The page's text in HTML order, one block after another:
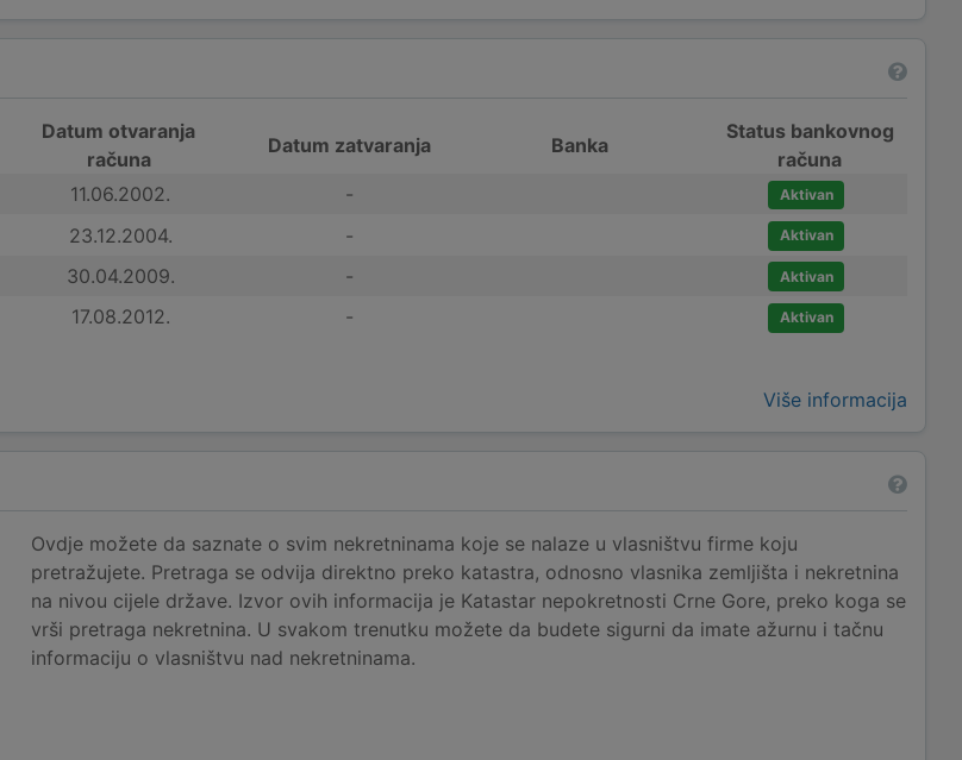
Datum otvaranja
računa
Datum zatvaranja Banka
Status bankovnog
računa
11.06.2002. - Aktivan
23.12.2004. - Aktivan
30.04.2009. - Aktivan
17.08.2012. - Aktivan
Više informacija
Ovdje možete da saznate o svim nekretninama koje se nalaze u vlasništvu firme koju
pretražujete. Pretraga se odvija direktno preko katastra, odnosno vlasnika zemljišta i nekretnina
na nivou cijele države. Izvor ovih informacija je Katastar nepokretnosti Crne Gore, preko koga se
vrši pretraga nekretnina. U svakom trenutku možete da budete sigurni da imate ažurnu i tačnu
informaciju o vlasništvu nad nekretninama.